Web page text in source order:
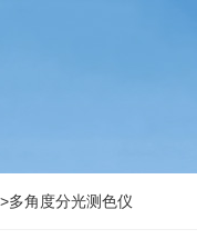
>多角度分光测色仪